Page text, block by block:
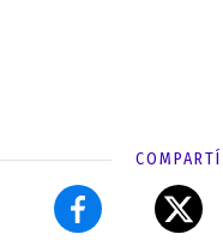
COMPARTÍ